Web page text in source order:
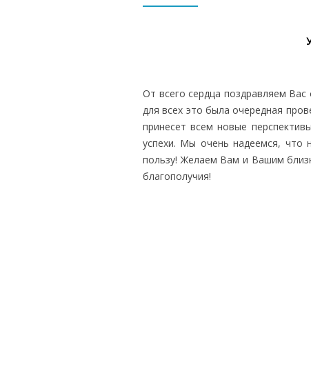
От всего сердца поздравляем
для всех это была очередная
принесет всем новые
успехи. Мы очень надеемся, что
пользу! Желаем Вам и Вашим
благополучия!